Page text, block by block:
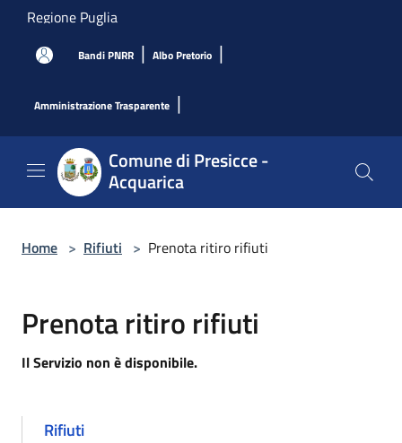
Salta al contenuto principale
Regione Puglia
Bandi PNRR | Albo Pretorio |
Amministrazione Trasparente |
Comune di Presicce -
Acquarica
Home > Rifiuti > Prenota ritiro rifiuti
Prenota ritiro rifiuti
Il Servizio non è disponibile.
Rifiuti